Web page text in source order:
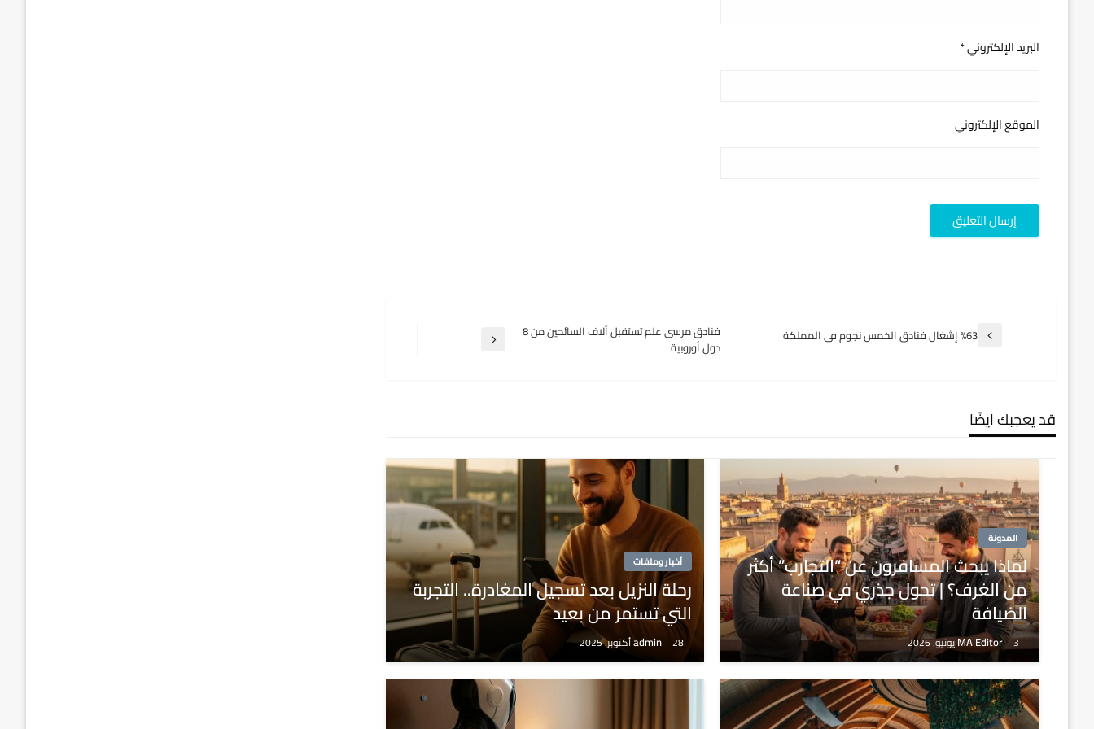
البريد الإلكتروني*
الموقع الإلكتروني
تصفّح
المقالة %63 إشغال فنادق الخمس نجوم في المملكة
المقالة
فنادق مرسى علم تستقبل آلاف السائحين من 8
دول أوروبية
قد يعجبك ايضًا
المدونة
لماذا يبحث المسافرون عن “التجارب” أكثر
من الغرف؟ | تحول جذري في صناعة
الضيافة
MA Editor 3 يونيو، 2026
أخبار وملفات
رحلة النزيل بعد تسجيل المغادرة.. التجربة
التي تستمر من بعيد
admin 28 أكتوبر، 2025